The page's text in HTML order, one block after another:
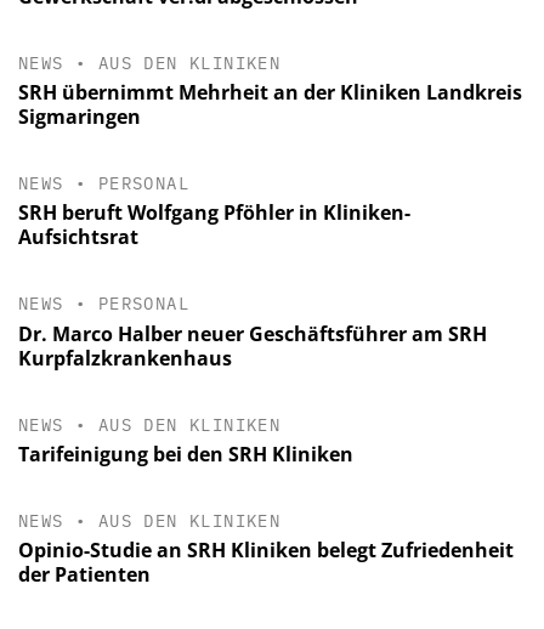
NEWS • AUS DEN KLINIKEN
SRH übernimmt Mehrheit an der Kliniken Landkreis
Sigmaringen
NEWS • PERSONAL
SRH beruft Wolfgang Pföhler in Kliniken-
Aufsichtsrat
NEWS • PERSONAL
Dr. Marco Halber neuer Geschäftsführer am SRH
Kurpfalzkrankenhaus
NEWS • AUS DEN KLINIKEN
Tarifeinigung bei den SRH Kliniken
NEWS • AUS DEN KLINIKEN
Opinio-Studie an SRH Kliniken belegt Zufriedenheit
der Patienten